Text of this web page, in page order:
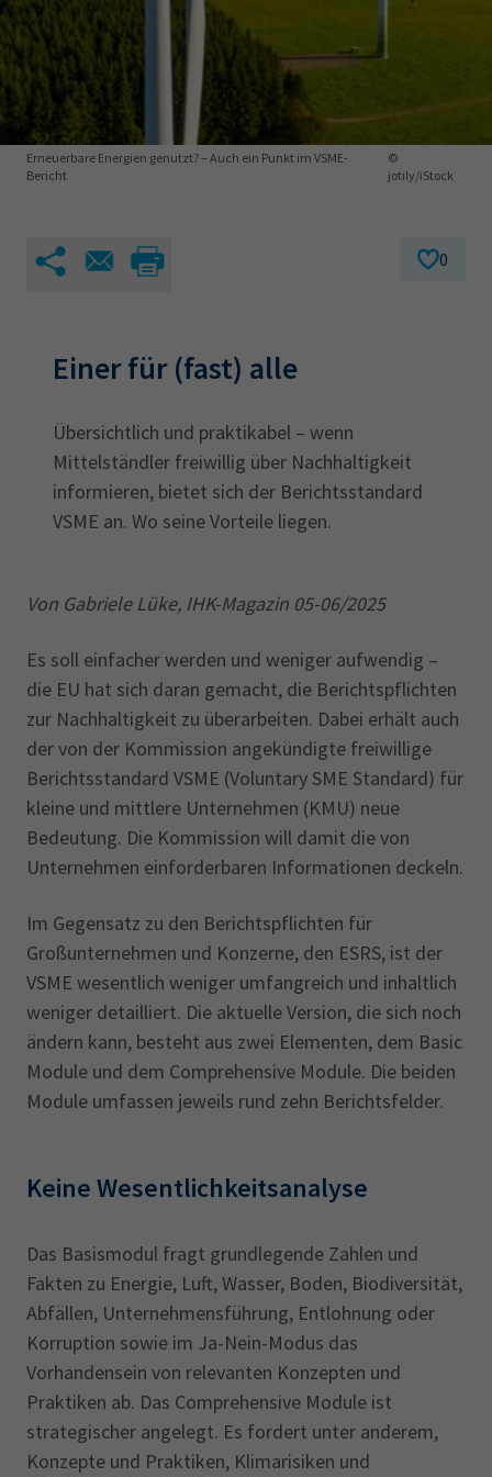
Leichte Sprache
IHK regional
Karriere
EN
AdA
Prüfungstermine
Wirtschaftsfachwirt
34f
Negativerklärung
Sachkundeprüfung
Berichtsheft
34i
Betriebswirt Prüfbericht
Erneuerbare Energien genutzt? – Auch ein Punkt im VSME-
Bericht
©
jotily/iStock
0
Einer für (fast) alle
Übersichtlich und praktikabel – wenn
Mittelständler freiwillig über Nachhaltigkeit
informieren, bietet sich der Berichtsstandard
VSME an. Wo seine Vorteile liegen.
Von Gabriele Lüke, IHK-Magazin 05-06/2025
Es soll einfacher werden und weniger aufwendig –
die EU hat sich daran gemacht, die Berichtspflichten
zur Nachhaltigkeit zu überarbeiten. Dabei erhält auch
der von der Kommission angekündigte freiwillige
Berichtsstandard VSME (Voluntary SME Standard) für
kleine und mittlere Unternehmen (KMU) neue
Bedeutung. Die Kommission will damit die von
Unternehmen einforderbaren Informationen deckeln.
Im Gegensatz zu den Berichtspflichten für
Großunternehmen und Konzerne, den ESRS, ist der
VSME wesentlich weniger umfangreich und inhaltlich
weniger detailliert. Die aktuelle Version, die sich noch
ändern kann, besteht aus zwei Elementen, dem Basic
Module und dem Comprehensive Module. Die beiden
Module umfassen jeweils rund zehn Berichtsfelder.
Keine Wesentlichkeitsanalyse
Das Basismodul fragt grundlegende Zahlen und
Fakten zu Energie, Luft, Wasser, Boden, Biodiversität,
Abfällen, Unternehmensführung, Entlohnung oder
Korruption sowie im Ja-Nein-Modus das
Vorhandensein von relevanten Konzepten und
Praktiken ab. Das Comprehensive Module ist
strategischer angelegt. Es fordert unter anderem,
Konzepte und Praktiken, Klimarisiken und